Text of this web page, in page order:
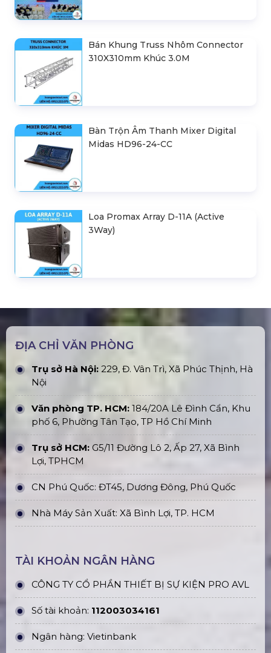
Bán Khung Truss Nhôm Connector
310X310mm Khúc 3.0M
Bàn Trộn Âm Thanh Mixer Digital
Midas HD96-24-CC
Loa Promax Array D-11A (Active
3Way)
ĐỊA CHỈ VĂN PHÒNG
Trụ sở Hà Nội: 229, Đ. Vân Trì, Xã Phúc Thịnh, Hà
Nội
Văn phòng TP. HCM: 184/20A Lê Đình Cẩn, Khu
phố 6, Phường Tân Tạo, TP Hồ Chí Minh
Trụ sở HCM: G5/11 Đường Lô 2, Ấp 27, Xã Bình
Lợi, TPHCM
CN Phú Quốc: ĐT45, Dương Đông, Phú Quốc
Nhà Máy Sản Xuất: Xã Bình Lợi, TP. HCM
TÀI KHOẢN NGÂN HÀNG
CÔNG TY CỔ PHẦN THIẾT BỊ SỰ KIỆN PRO AVL
Số tài khoản: 112003034161
Ngân hàng: Vietinbank